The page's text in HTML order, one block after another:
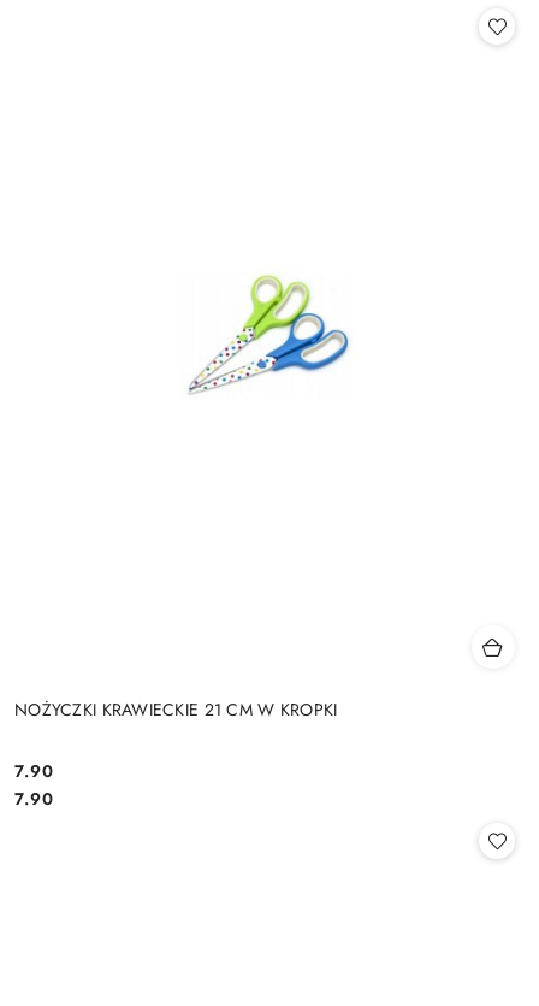
NOŻYCZKI KRAWIECKIE 21 CM W KROPKI
Cena:
7.90
Cena:
7.90